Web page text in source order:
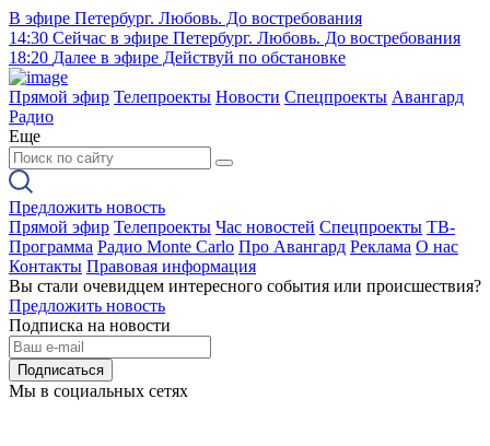
В эфире Петербург. Любовь. До востребования
14:30 Сейчас в эфире Петербург. Любовь. До востребования
18:20 Далее в эфире Действуй по обстановке
Прямой эфир Телепроекты Новости Спецпроекты Авангард
Радио
Еще
Предложить новость
Прямой эфир Телепроекты Час новостей Спецпроекты ТВ-
Программа Радио Monte Carlo Про Авангард Реклама О нас
Контакты Правовая информация
Вы стали очевидцем интересного события или происшествия?
Предложить новость
Подписка на новости
Подписаться
Мы в социальных сетях